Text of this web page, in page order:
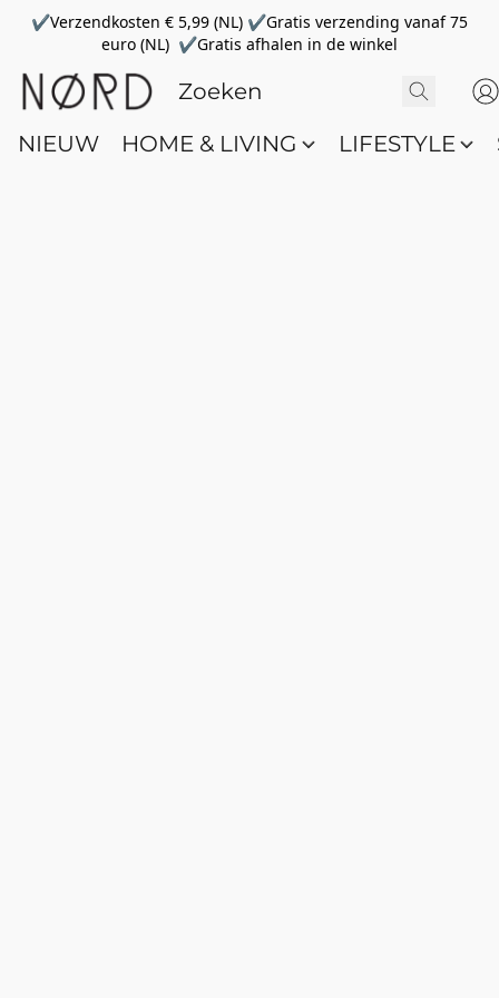
✔Verzendkosten € 5,99 (NL) ✔Gratis verzending vanaf 75
euro (NL) ✔Gratis afhalen in de winkel
NIEUW HOME & LIVING LIFESTYLE